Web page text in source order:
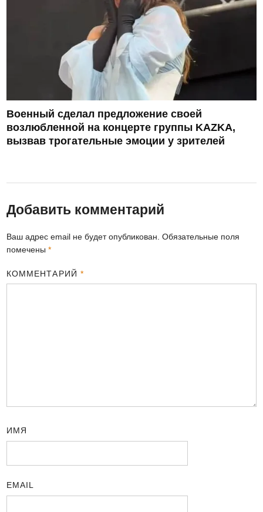
Военный сделал предложение своей
возлюбленной на концерте группы KAZKA,
вызвав трогательные эмоции у зрителей
Добавить комментарий
Ваш адрес email не будет опубликован. Обязательные поля
помечены*
КОММЕНТАРИЙ *
ИМЯ
EMAIL